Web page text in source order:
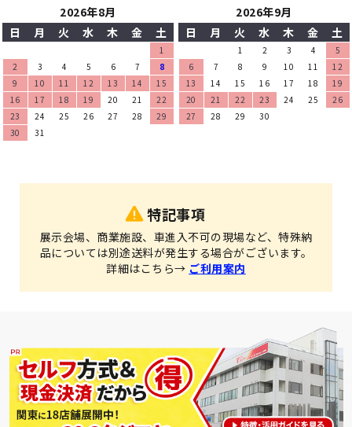
2026年8月
日
月 火 水 木 金 土
1
2
3 4 5 6 7
8
9
10 11 12 13 14
15
16
17 18 19 20 21
22
23
24 25 26 27 28
29
30
31
2026年9月
日
月 火 水 木 金 土
1 2 3 4
5
6
7 8 9 10 11
12
13
14 15 16 17 18
19
20
21 22 23 24 25
26
27
28 29 30
特記事項
展示会場、商業施設、車進入不可の現場など、特殊納
品については別途送料が発生する場合がございます。
詳細はこちら→ ご利用案内